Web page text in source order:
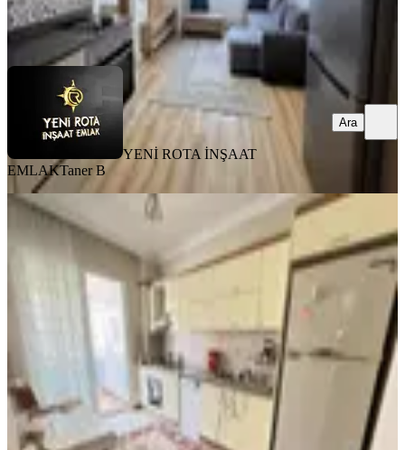
YENİ ROTA İNŞAAT EMLAKTaner B
Ara
YENİ ROTA İNŞAAT
EMLAKTaner B
Ara
MANZARALI
Çetin Gayrimenkulden Şekerdere
Cadde Üzeri Kiralık 4+1
Onikişubat, Karamanlı Mahallesi
01.08.2026
30.000 ₺
ÇETİN GAYRİMENKULSİNAN ÜNAL